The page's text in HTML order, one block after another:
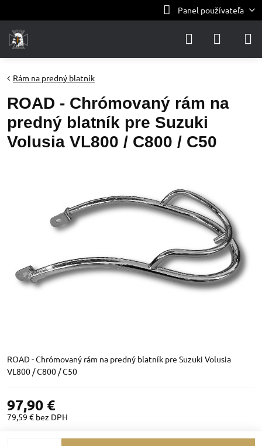
Panel používateľa
Rám na predný blatník
ROAD - Chrómovaný rám na
predný blatník pre Suzuki
Volusia VL800 / C800 / C50
ROAD - Chrómovaný rám na predný blatník pre Suzuki Volusia
VL800 / C800 / C50
97,90 €
79,59 € bez DPH